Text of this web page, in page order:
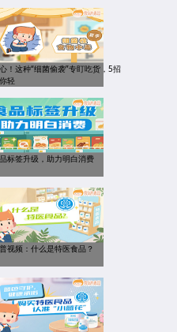
！这种“细菌偷袭”专盯吃货，5招
轻
标签升级，助力明白消费
视频：什么是特医食品？